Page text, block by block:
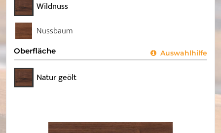
Wildnuss
Nussbaum
Oberfläche Auswahlhilfe
Natur geölt